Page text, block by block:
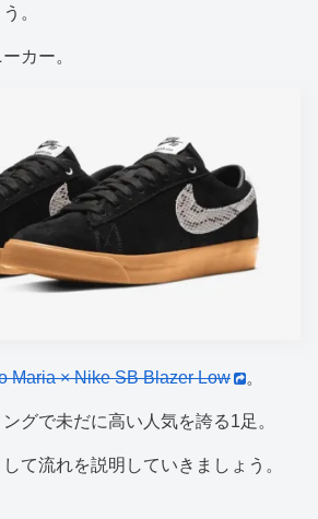
。
カー。
Maria × Nike SB Blazer Low 。
グで未だに高い人気を誇る1足。
て流れを説明していきましょう。